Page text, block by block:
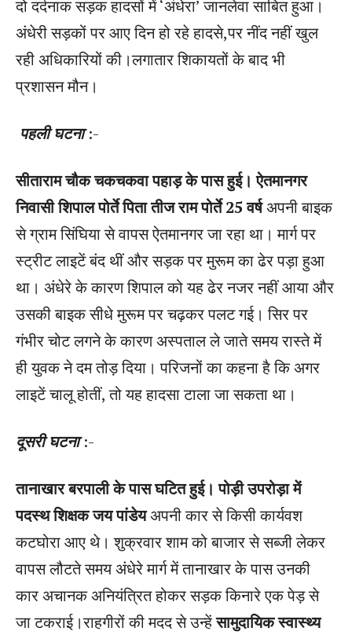
दो दर्दनाक सड़क हादसों में ‘अंधेरा’ जानलेवा साबित हुआ।
अंधेरी सड़कों पर आए दिन हो रहे हादसे,पर नींद नहीं खुल
रही अधिकारियों की।​लगातार शिकायतों के बाद भी
प्रशासन मौन।
पहली घटना:-
सीताराम चौक चकचकवा पहाड़ के पास हुई। ऐतमानगर
निवासी शिपाल पोर्ते पिता तीज राम पोर्ते 25 वर्षअपनी बाइक
से ग्राम सिंघिया से वापस ऐतमानगर जा रहा था। मार्ग पर
स्ट्रीट लाइटें बंद थीं और सड़क पर मुरूम का ढेर पड़ा हुआ
था। अंधेरे के कारण शिपाल को यह ढेर नजर नहीं आया और
उसकी बाइक सीधे मुरूम पर चढ़कर पलट गई। सिर पर
गंभीर चोट लगने के कारण अस्पताल ले जाते समय रास्ते में
ही युवक ने दम तोड़ दिया। परिजनों का कहना है कि अगर
लाइटें चालू होतीं, तो यह हादसा टाला जा सकता था।
दूसरी घटना:-
तानाखार बरपाली के पास घटित हुई। पोड़ी उपरोड़ा में
पदस्थ शिक्षक जय पांडेयअपनी कार से किसी कार्यवश
कटघोरा आए थे। शुक्रवार शाम को बाजार से सब्जी लेकर
वापस लौटते समय अंधेरे मार्ग में तानाखार के पास उनकी
कार अचानक अनियंत्रित होकर सड़क किनारे एक पेड़ से
जा टकराई।राहगीरों की मदद से उन्हेंसामुदायिक स्वास्थ्य